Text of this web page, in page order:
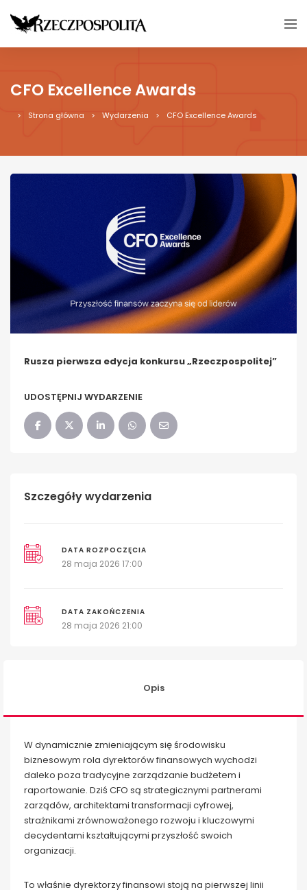
CFO Excellence Awards
Strona główna Wydarzenia CFO Excellence Awards
Rusza pierwsza edycja konkursu „Rzeczpospolitej”
UDOSTĘPNIJ WYDARZENIE
Szczegóły wydarzenia
DATA ROZPOCZĘCIA
28 maja 2026 17:00
DATA ZAKOŃCZENIA
28 maja 2026 21:00
Opis
W dynamicznie zmieniającym się środowisku
biznesowym rola dyrektorów finansowych wychodzi
daleko poza tradycyjne zarządzanie budżetem i
raportowanie. Dziś CFO są strategicznymi partnerami
zarządów, architektami transformacji cyfrowej,
strażnikami zrównoważonego rozwoju i kluczowymi
decydentami kształtującymi przyszłość swoich
organizacji.
To właśnie dyrektorzy finansowi stoją na pierwszej linii